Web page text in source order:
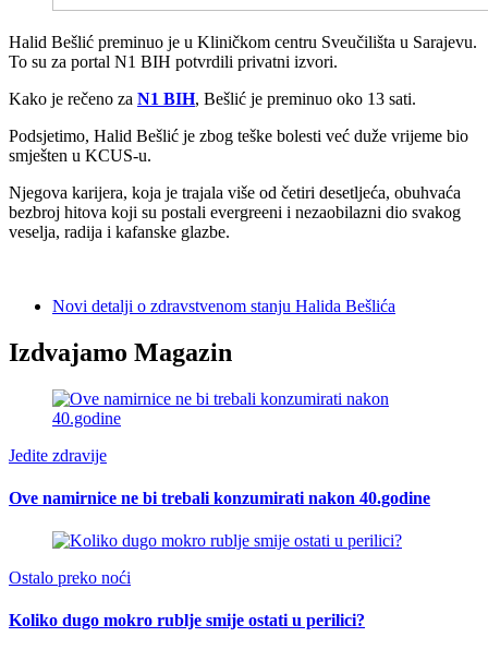
Halid Bešlić preminuo je u Kliničkom centru Sveučilišta u Sarajevu.
To su za portal N1 BIH potvrdili privatni izvori.
Kako je rečeno za N1 BIH, Bešlić je preminuo oko 13 sati.
Podsjetimo, Halid Bešlić je zbog teške bolesti već duže vrijeme bio
smješten u KCUS-u.
Njegova karijera, koja je trajala više od četiri desetljeća, obuhvaća
bezbroj hitova koji su postali evergreeni i nezaobilazni dio svakog
veselja, radija i kafanske glazbe.
Novi detalji o zdravstvenom stanju Halida Bešlića
Izdvajamo Magazin
Jedite zdravije
Ove namirnice ne bi trebali konzumirati nakon 40.godine
Ostalo preko noći
Koliko dugo mokro rublje smije ostati u perilici?